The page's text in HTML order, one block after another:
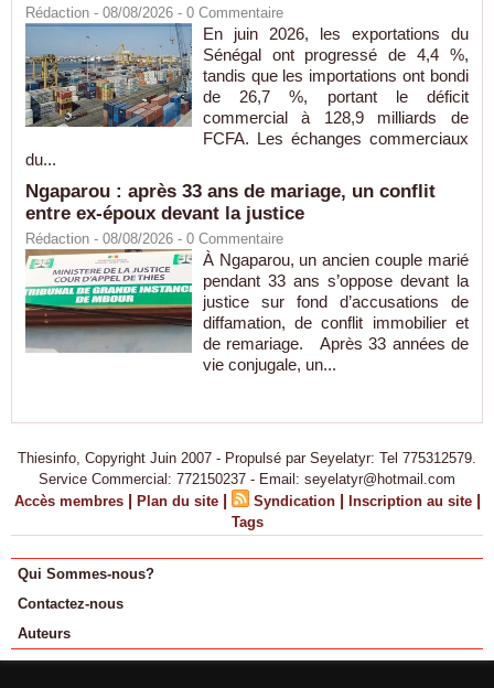
Rédaction - 08/08/2026 - 0 Commentaire
En juin 2026, les exportations du
Sénégal ont progressé de 4,4 %,
tandis que les importations ont bondi
de 26,7 %, portant le déficit
commercial à 128,9 milliards de
FCFA. Les échanges commerciaux
du...
Ngaparou : après 33 ans de mariage, un conflit
entre ex-époux devant la justice
Rédaction - 08/08/2026 - 0 Commentaire
À Ngaparou, un ancien couple marié
pendant 33 ans s’oppose devant la
justice sur fond d’accusations de
diffamation, de conflit immobilier et
de remariage. Après 33 années de
vie conjugale, un...
Thiesinfo, Copyright Juin 2007 - Propulsé par Seyelatyr: Tel 775312579.
Service Commercial: 772150237 - Email: seyelatyr@hotmail.com
Accès membres | Plan du site | Syndication | Inscription au site |
Tags
Qui Sommes-nous?
Contactez-nous
Auteurs